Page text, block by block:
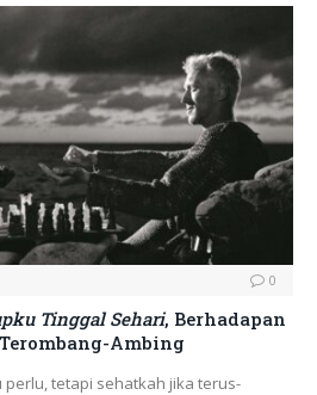
0
Tinggal Sehari, Berhadapan
Ambing
tetapi sehatkah jika terus-